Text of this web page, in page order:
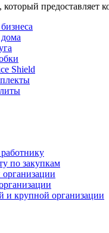
предоставляет
Shield
по закупкам
и крупной организации